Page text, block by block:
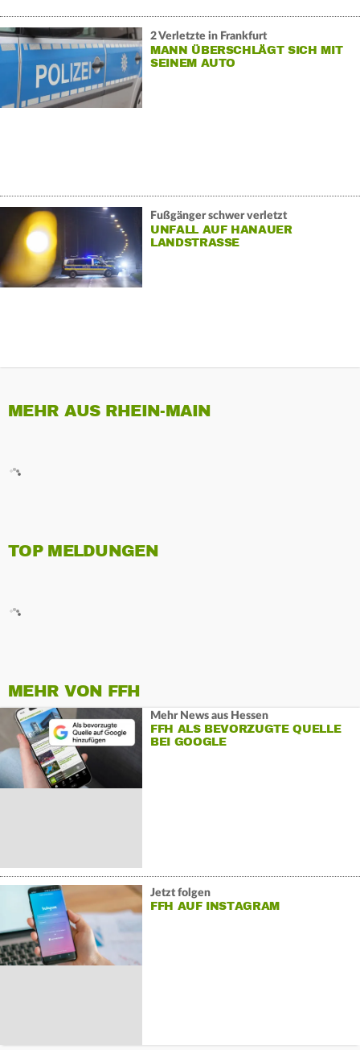
2 Verletzte in Frankfurt
MANN ÜBERSCHLÄGT SICH MIT
SEINEM AUTO
Fußgänger schwer verletzt
UNFALL AUF HANAUER
LANDSTRASSE
MEHR AUS RHEIN-MAIN
TOP MELDUNGEN
MEHR VON FFH
Mehr News aus Hessen
FFH ALS BEVORZUGTE QUELLE
BEI GOOGLE
Jetzt folgen
FFH AUF INSTAGRAM